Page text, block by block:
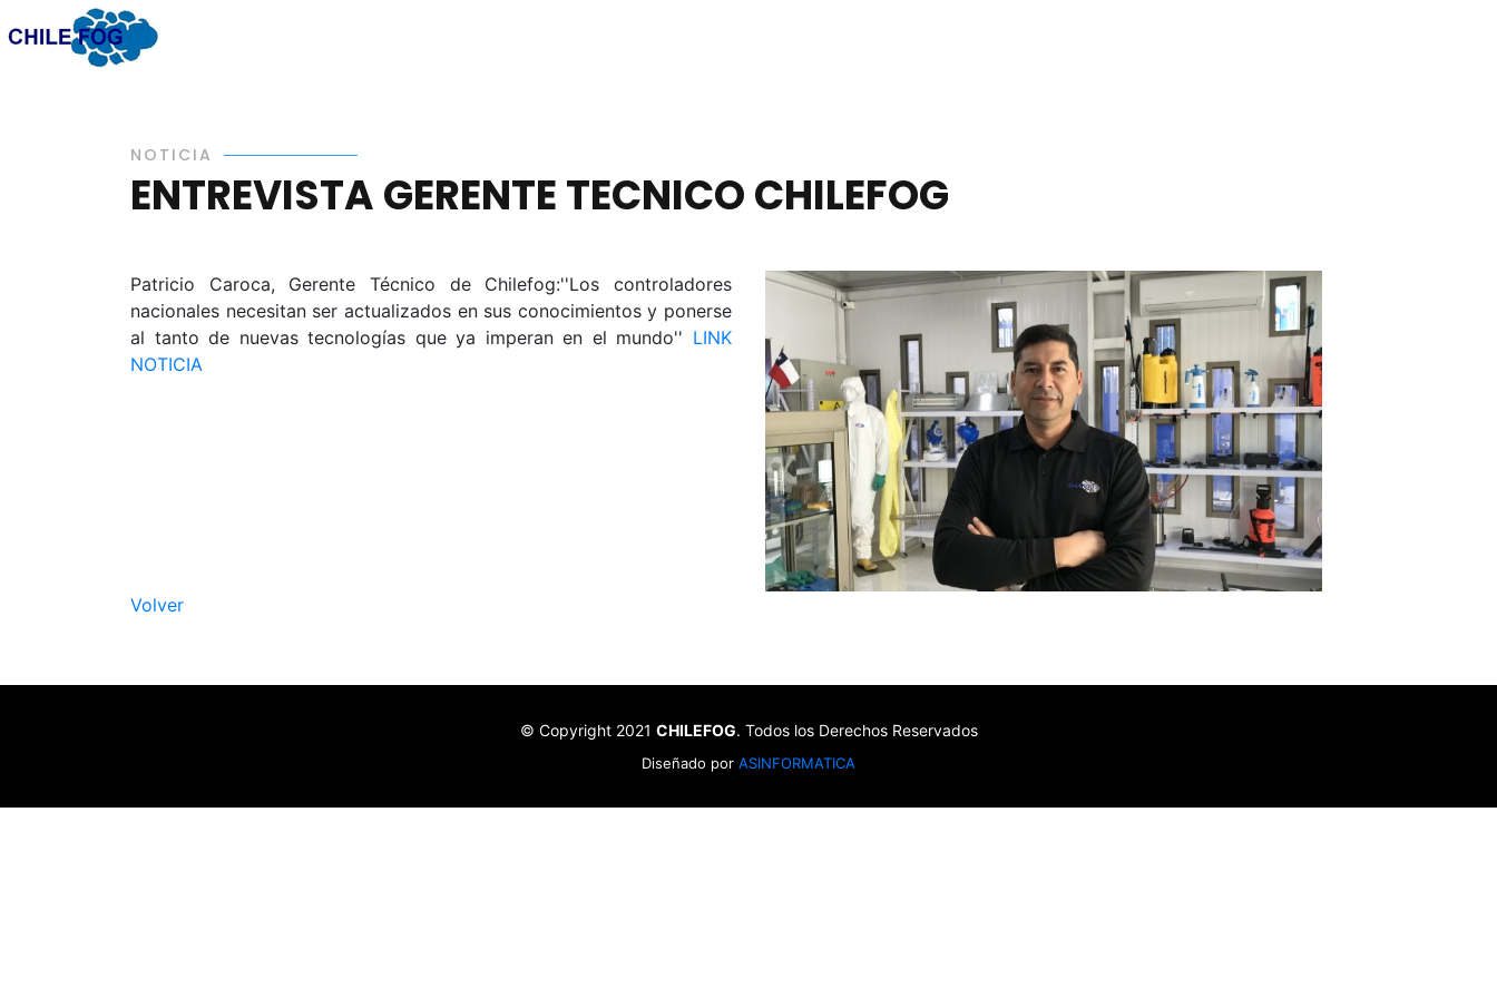
NOTICIA
ENTREVISTA GERENTE TECNICO CHILEFOG
Patricio Caroca, Gerente Técnico de Chilefog:''Los controladores
nacionales necesitan ser actualizados en sus conocimientos y ponerse
al tanto de nuevas tecnologías que ya imperan en el mundo'' LINK
NOTICIA
Volver
© Copyright 2021 CHILEFOG. Todos los Derechos Reservados
Diseñado por ASINFORMATICA